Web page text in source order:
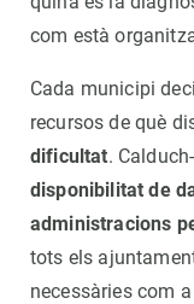
com està
Cada municipi
recursos de què
dificultat.
disponibilitat de
administracions
tots els
necessàries com a